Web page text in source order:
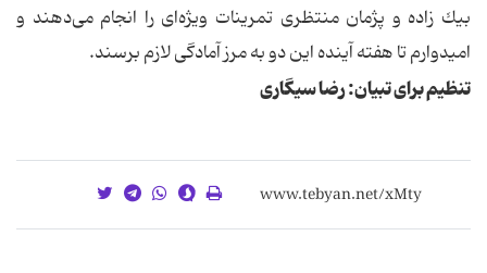
بیك زاده و پژمان منتظری تمرینات ویژه‌ای را انجام می‌دهند و
امیدوارم تا هفته آینده این دو به مرز آمادگی لازم برسند.
تنظیم برای تبیان: رضا سیگاری